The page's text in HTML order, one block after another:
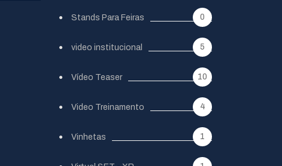
Stands Para Feiras 0
video institucional 5
Vídeo Teaser 10
Video Treinamento 4
Vinhetas 1